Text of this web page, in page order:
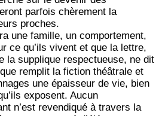
parfois chèrement la
proches.
une famille, un comportement,
ce qu’ils vivent et que la lettre,
la supplique respectueuse, ne dit
remplit la fiction théâtrale et
une épaisseur de vie, bien
exposent. Aucun
n’est revendiqué à travers la